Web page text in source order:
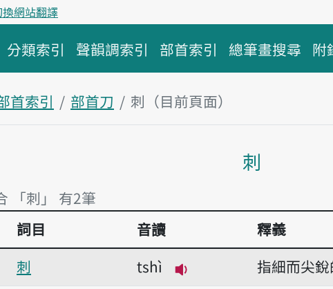
網站翻譯
分類索引 聲韻調索引 部首索引 總筆畫搜尋 附
首索引 部首刀
刺（目前頁面）
刺
「刺」 有2筆
「刺」 有2筆
詞目 音讀
釋義
刺
tshì
指細而尖銳